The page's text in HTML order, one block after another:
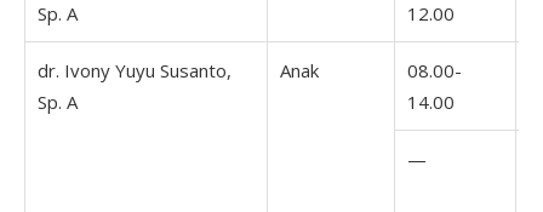
Sp. A
12.00
dr. Ivony Yuyu Susanto,
Sp. A
Anak
08.00-
14.00
—